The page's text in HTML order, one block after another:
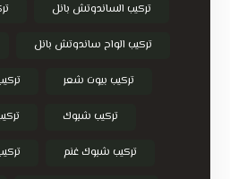
تركيب الساندوتش بانل
تركيب الواح ساندوتش بانل
تركيب بيوت شعر
تركيب شبوك
تركيب شبوك غنم